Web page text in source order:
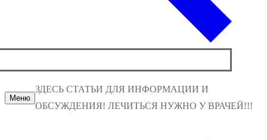
Меню
ЗДЕСЬ СТАТЬИ ДЛЯ ИНФОРМАЦИИ И
ОБСУЖДЕНИЯ! ЛЕЧИТЬСЯ НУЖНО У ВРАЧЕЙ!!!